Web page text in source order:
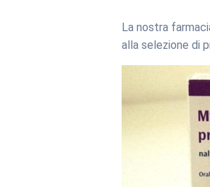
La nostra
alla selezione di